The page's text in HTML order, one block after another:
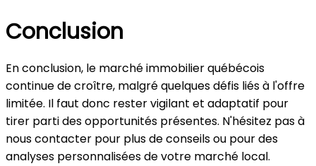
Conclusion
En conclusion, le marché immobilier québécois
continue de croître, malgré quelques défis liés à l'offre
limitée. Il faut donc rester vigilant et adaptatif pour
tirer parti des opportunités présentes. N'hésitez pas à
nous contacter pour plus de conseils ou pour des
analyses personnalisées de votre marché local.